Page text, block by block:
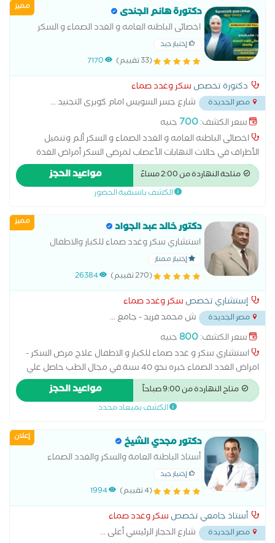
مميز دكتورة هانم الجندى
اخصائى الباطنه العامه و الغدد الصماء و السكر
إختيار جيد
(33 تقييم) 7170
دكتورة تخصص سكر وغدد صماء
مصر الجديدة شارع جسر السويس امام كوبرى التجنيد...
سعر الكشف:700 جنيه
اخصائى الباطنه العامه و الغدد الصماء و السكر ألم وتنميل
الأطراف في حالات التهابات الأعصاب لمرضى السكر أمراض الغدة
الكظرية أمراض الغدد الصماء اضطرابات الغدة النخامية الغدة الدرقية
والجار درقية الفشل الكلوي نتيجة مرض السكر تشخيص سكر الحمل
ضبط الدم والسكر لمرضى الكبد و الكلى علاج اضطرابات الهرمونات
الضعف الجنسى الناتج عن مرض السكر علاج سكر الحمل علاج قصر
القامة وتأخر البلوغ علاج مرض السكر متابعة سكر الحمل مضاعفات
مرض السكر
متاحة النهاردة من 2:00 مساءً مواعيد الحجز
الكشف باسبقية الحضور
مميز دكتور خالد عبد الجواد
استشاري سكر وغدد صماء للكبار والاطفال
إختيار ممتاز
(270 تقييم) 26384
إستشاري تخصص سكر وغدد صماء
مصر الجديدة ش محمد فريد - جامع...
سعر الكشف:800جنيه
استشاري سكر و غدد صماء للكبار و الاطفال علاج مرض السكر -
امراض الغدد الصماء خبره نحو 40 سنة في مجال الطب حاصل علي
بكالوريوس الطب من جامعة عين شمس و الدكتوراه من جامعة
رونيه ديكارت في فرنسا .
متاح النهاردة من 9:00 صباحاً مواعيد الحجز
الكشف بميعاد محدد
إعلان دكتور مجدي الشيخ
أستاذ الباطنة العامة والسكر والغدد الصماء
والسمنه - طب الازهر
إختيار جيد
(4 تقييم) 1994
أستاذ جامعي تخصص سكر وغدد صماء
مصر الجديدة شارع الحجاز الرئيسي أعلى...